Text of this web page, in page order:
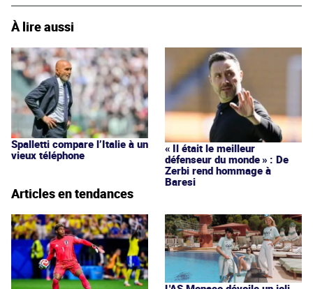
À lire aussi
Spalletti compare l’Italie à un
vieux téléphone
« Il était le meilleur
défenseur du monde » : De
Zerbi rend hommage à
Baresi
Articles en tendances